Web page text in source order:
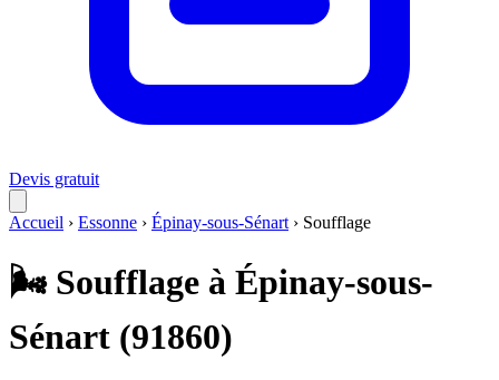
Devis gratuit
Accueil › Essonne › Épinay-sous-Sénart › Soufflage
🌬️ Soufflage à Épinay-sous-
Sénart (91860)